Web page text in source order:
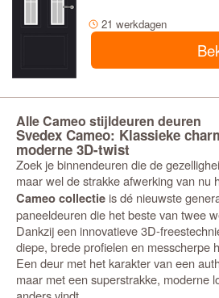
21 werkdagen
Alle Cameo stijldeuren deuren
Svedex Cameo: Klassieke
moderne 3D-twist
Zoek je binnendeuren die de
maar wel de strakke afwerking van nu
Cameo collectie is dé nieuwste
paneeldeuren die het beste van twee
Dankzij een innovatieve 3D-
diepe, brede profielen en messcherpe
Een deur met het karakter van een
maar met een superstrakke, moderne